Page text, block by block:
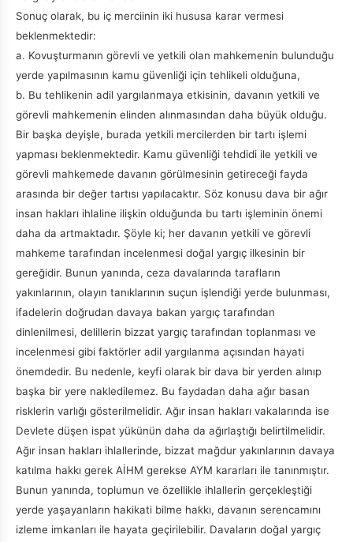
Sonuç olarak, bu iç merciinin iki hususa karar vermesi
beklenmektedir:
a. Kovuşturmanın görevli ve yetkili olan mahkemenin bulunduğu
yerde yapılmasının kamu güvenliği için tehlikeli olduğuna,
b. Bu tehlikenin adil yargılanmaya etkisinin, davanın yetkili ve
görevli mahkemenin elinden alınmasından daha büyük olduğu.
Bir başka deyişle, burada yetkili mercilerden bir tartı işlemi
yapması beklenmektedir. Kamu güvenliği tehdidi ile yetkili ve
görevli mahkemede davanın görülmesinin getireceği fayda
arasında bir değer tartısı yapılacaktır. Söz konusu dava bir ağır
insan hakları ihlaline ilişkin olduğunda bu tartı işleminin önemi
daha da artmaktadır. Şöyle ki; her davanın yetkili ve görevli
mahkeme tarafından incelenmesi doğal yargıç ilkesinin bir
gereğidir. Bunun yanında, ceza davalarında tarafların
yakınlarının, olayın tanıklarının suçun işlendiği yerde bulunması,
ifadelerin doğrudan davaya bakan yargıç tarafından
dinlenilmesi, delillerin bizzat yargıç tarafından toplanması ve
incelenmesi gibi faktörler adil yargılanma açısından hayati
önemdedir. Bu nedenle, keyfi olarak bir dava bir yerden alınıp
başka bir yere nakledilemez. Bu faydadan daha ağır basan
risklerin varlığı gösterilmelidir. Ağır insan hakları vakalarında ise
Devlete düşen ispat yükünün daha da ağırlaştığı belirtilmelidir.
Ağır insan hakları ihlallerinde, bizzat mağdur yakınlarının davaya
katılma hakkı gerek AİHM gerekse AYM kararları ile tanınmıştır.
Bunun yanında, toplumun ve özellikle ihlallerin gerçekleştiği
yerde yaşayanların hakikati bilme hakkı, davanın serencamını
izleme imkanları ile hayata geçirilebilir. Davaların doğal yargıç